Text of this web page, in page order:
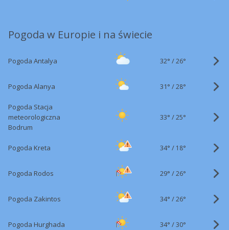
Pogoda w Europie i na świecie
Pogoda Antalya 32° /26°
Pogoda Alanya 31° /28°
Pogoda Stacja
meteorologiczna
Bodrum
33° /25°
Pogoda Kreta 34° / 18°
Pogoda Rodos 29° /26°
Pogoda Zakintos 34° /26°
Pogoda Hurghada 34° /30°